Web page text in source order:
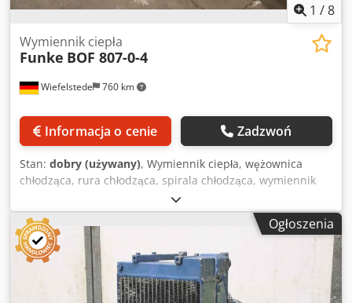
1 /8
Wiefelstede 760 km
Wymiennik ciepła
Funke BOF 807-0-4
Informacja o cenie Zadzwoń
Stan: dobry (używany), Wymiennik ciepła, wężownica
chłodząca, rura chłodząca, spirala chłodząca, wymiennik
ciepła płaszczowo-rurowy, wymiennik ciepła do wody
morskiej Dedpfxewu S Tfo Abtjck - Producent: Funke,
wymiennik ciepła płaszczowo-rurowy - Typ: BOF 807-0-4 -
Pojemność: przestrzeń płaszcza brąz 35,6 l / przestrzeń rur
miedź 15,3 l - Nadciśnienie robocze: maks. 16 / 10 bar -
Wymiary: 2480/360/H350 mm - Waga: 236 kg
Ogłoszenia